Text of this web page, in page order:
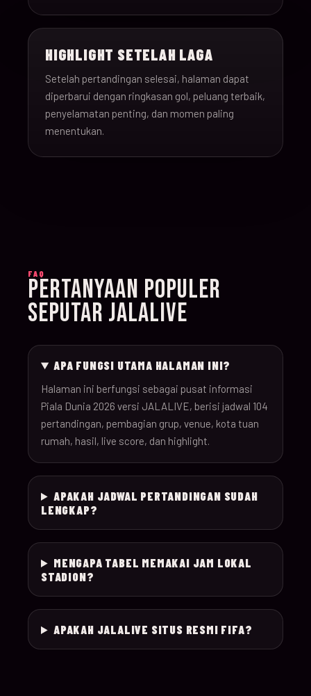
018
26
18:00
019
16-Jun-
26
20:00 Argentina v Algeria
020 21:00 Austria v Jordan
26
023
17-Jun-
12:00
17-Jun-
26
18-Jun-
26
12:00
18-Jun-
26
Switzerland v
Herzegovina
027
18-Jun-
15:00 Canada v Qatar
028
26
19:00 Mexico v South
029 21:00 Brazil v Haiti
HIGHLIGHT SETELAH LAGA
Setelah pertandingan selesai, halaman dapat
diperbarui dengan ringkasan gol, peluang terbaik,
penyelamatan penting, dan momen paling
menentukan.
FAQ
PERTANYAAN POPULER
SEPUTAR JALALIVE
APA FUNGSI UTAMA HALAMAN INI?
Halaman ini berfungsi sebagai pusat informasi
Piala Dunia 2026 versi JALALIVE, berisi jadwal 104
pertandingan, pembagian grup, venue, kota tuan
rumah, hasil, live score, dan highlight.
APAKAH JADWAL PERTANDINGAN SUDAH
LENGKAP?
MENGAPA TABEL MEMAKAI JAM LOKAL
STADION?
APAKAH JALALIVE SITUS RESMI FIFA?